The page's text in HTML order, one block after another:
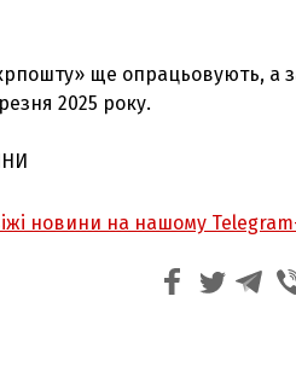
ще опрацьовують, а
2025 року.
новини на нашому